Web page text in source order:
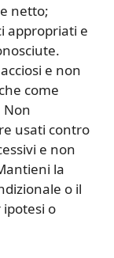
netto;
appropriati e
e non
come
Non
usati contro
e non
la
o il
o